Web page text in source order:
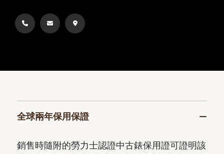
全球兩年保用保證
銷售時隨附的勞力士認證中古錶保用證可證明該